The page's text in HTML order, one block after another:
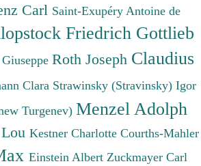
Carl Saint-Exupéry Antoine de
Friedrich Gottlieb
Roth Joseph Claudius
Clara Strawinsky (Stravinsky) Igor
Turgenev) Menzel Adolph
Kestner Charlotte Courths-Mahler
Einstein Albert Zuckmayer Carl